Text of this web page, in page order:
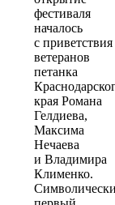
фестиваля
началось
с приветствия
ветеранов
петанка
края Романа
Гелдиева,
Максима
Нечаева
и Владимира
Клименко.